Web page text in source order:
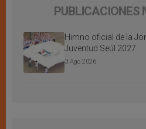
Himno oficial de la
Juventud Seúl 2027
3 Ago 2026